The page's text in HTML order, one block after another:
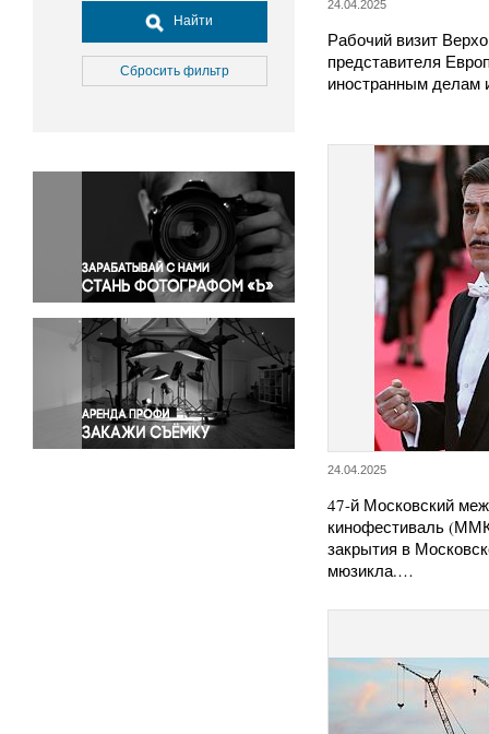
Досуг, туризм и отдых
Культура
Медицина
Окружающая среда
Политика
Правосудие
Происшествия и конфликты
Религия
Светская жизнь
Спорт
Экология
Экономика и бизнес
Найти
Сбросить фильтр
24.04.2025
Рабочий визит
представителя
иностранным делам
24.04.2025
47-й Московский
кинофестиваль
закрытия в
мюзикла.…